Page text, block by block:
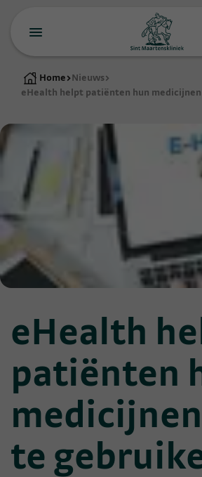
Home > Nieuws>
eHealth helpt patiënten hun
eHealth
patiënten
te